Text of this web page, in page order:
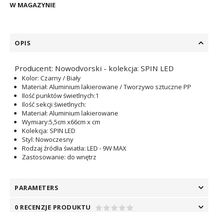
W MAGAZYNIE
OPIS
Producent: Nowodvorski - kolekcja: SPIN LED
Kolor: Czarny / Biały
Materiał: Aluminium lakierowane / Tworzywo sztuczne PP
Ilość punktów świetlnych:1
Ilość sekcji świetlnych:
Materiał: Aluminium lakierowane
Wymiary:5,5cm x66cm x cm
Kolekcja: SPIN LED
Styl: Nowoczesny
Rodzaj źródła światła: LED - 9W MAX
Zastosowanie: do wnętrz
PARAMETERS
0 RECENZJE PRODUKTU